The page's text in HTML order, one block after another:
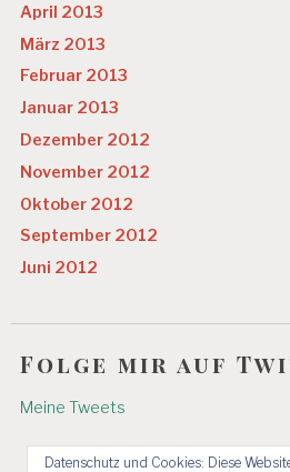
April 2013
März 2013
Februar 2013
Januar 2013
Dezember 2012
November 2012
Oktober 2012
September 2012
Juni 2012
Folge mir auf
Meine Tweets
Datenschutz und Cookies: Diese